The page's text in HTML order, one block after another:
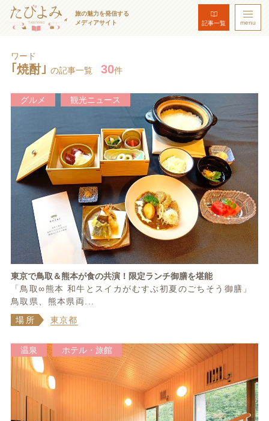
旅の魅力を発信する
メディアサイト
記事一覧 menu
ワード
｢焼酎｣ の記事一覧 30件
グルメ 観光ニュース
東京で鳥取＆熊本が食の共演！限定ランチ御膳を堪能
「鳥取∞熊本 和牛とスイカがむすぶ初夏のごちそう御膳」
鳥取県、熊本県両...
場所
東京都
温泉 ホテル・旅館